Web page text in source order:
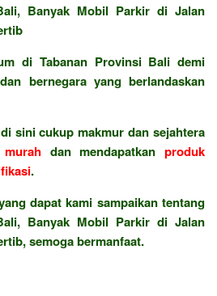
Banyak Mobil Parkir di Jalan
di Tabanan Provinsi Bali demi
bernegara yang berlandaskan
sini cukup makmur dan sejahtera
murah dan mendapatkanproduk
.
dapat kami sampaikan tentang
Banyak Mobil Parkir di Jalan
semoga bermanfaat.